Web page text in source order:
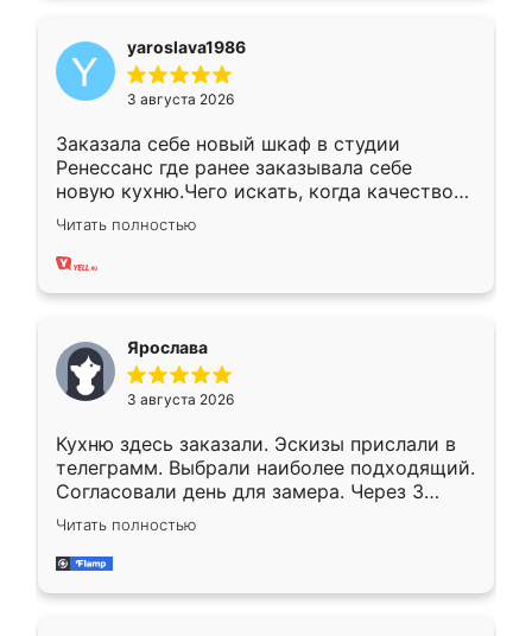
yaroslava1986
3 августа 2026
Заказала себе новый шкаф в студии
Ренессанс где ранее заказывала себе
новую кухню.Чего искать, когда качеством
вполне довольна. Служит кухня уже почти
два года, нареканий нет.
Читать полностью
Ярослава
3 августа 2026
Кухню здесь заказали. Эскизы прислали в
телеграмм. Выбрали наиболее подходящий.
Согласовали день для замера. Через 3
недели кухня была уже готова. Остались
довольны работой. Спасибо Ренессанс
мебель за качественную работу!
Читать полностью